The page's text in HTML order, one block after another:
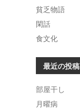
貧乏物語
閑話
食文化
最近の投稿
部屋干し
月曜病